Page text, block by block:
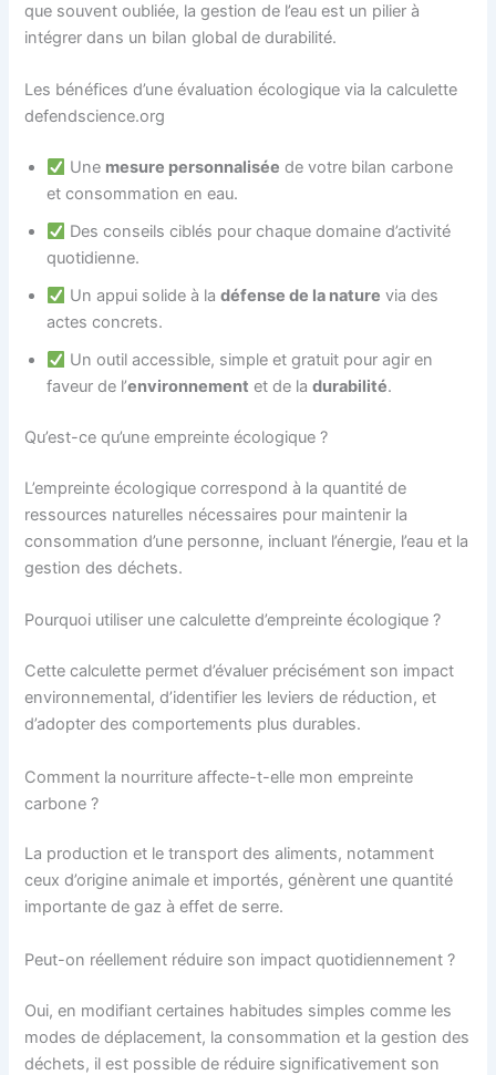
que souvent oubliée, la gestion de l’eau est un pilier à
intégrer dans un bilan global de durabilité.
Les bénéfices d’une évaluation écologique via la calculette
defendscience.org
Une mesure personnalisée de votre bilan carbone
et consommation en eau.
Des conseils ciblés pour chaque domaine d’activité
quotidienne.
Un appui solide à ladéfense de la nature via des
actes concrets.
Un outil accessible, simple et gratuit pour agir en
faveur de l’environnement et de ladurabilité.
Qu’est-ce qu’une empreinte écologique ?
L’empreinte écologique correspond à la quantité de
ressources naturelles nécessaires pour maintenir la
consommation d’une personne, incluant l’énergie, l’eau et la
gestion des déchets.
Pourquoi utiliser une calculette d’empreinte écologique ?
Cette calculette permet d’évaluer précisément son impact
environnemental, d’identifier les leviers de réduction, et
d’adopter des comportements plus durables.
Comment la nourriture affecte-t-elle mon empreinte
carbone ?
La production et le transport des aliments, notamment
ceux d’origine animale et importés, génèrent une quantité
importante de gaz à effet de serre.
Peut-on réellement réduire son impact quotidiennement ?
Oui, en modifiant certaines habitudes simples comme les
modes de déplacement, la consommation et la gestion des
déchets, il est possible de réduire significativement son